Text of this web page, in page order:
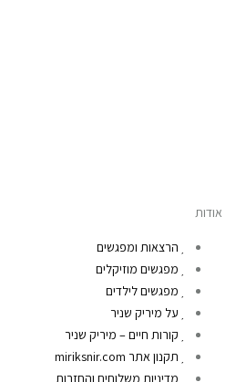
אודות
הרצאות ומפגשים
מפגשים מוזיקלים
מפגשים לילדים
על מיריק שניר
קורות חיים – מיריק שניר
תקנון אתר miriksnir.com
מדיניות משלוחים והחזרות